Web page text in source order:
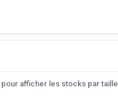
afficher les stocks par taille.